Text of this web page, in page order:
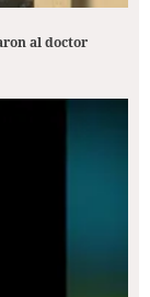
al doctor